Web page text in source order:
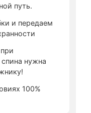
путь.
и передаем
нужна
100%